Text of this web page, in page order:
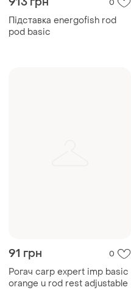
0
Підставка energofish rod
pod basic
91 грн 0
Рогач carp expert imp basic
orange u rod rest adjustable